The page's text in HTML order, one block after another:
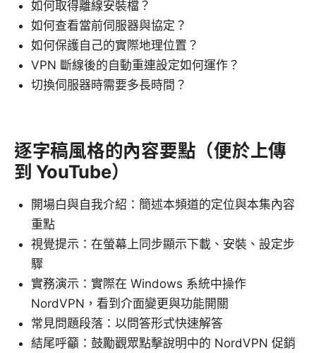
如何取得離線安裝檔？
如何查看當前伺服器與協定？
如何保護自己的實際地理位置？
VPN 斷線後的自動重連設定如何運作？
切換伺服器時需要多長時間？
逐字稿風格的內容要點（便於上傳
到 YouTube）
開場白與自我介紹：簡述本頻道的定位與本集內容
重點
視覺提示：在螢幕上同步顯示下載、安裝、設定步
驟
實務演示：實際在 Windows 系統中操作
NordVPN，看到介面變更與功能開關
常見問題段落：以問答形式快速解答
結尾呼籲：鼓勵觀眾點擊說明中的 NordVPN 促銷